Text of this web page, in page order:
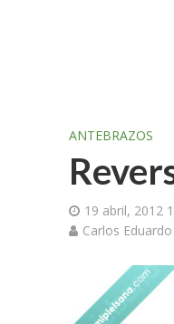
ANTEBRAZOS
19 abril, 2012
Carlos